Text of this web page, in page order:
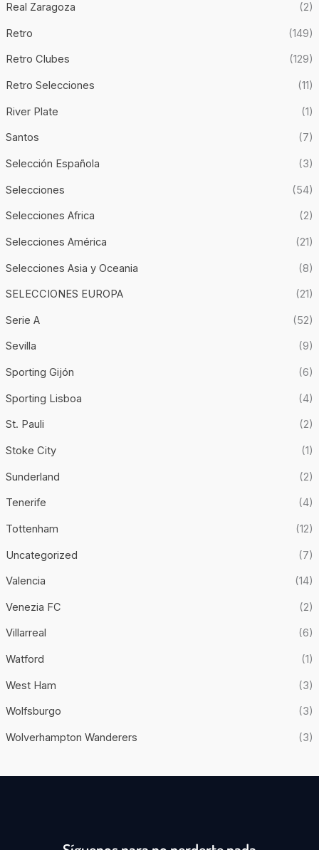
Real Zaragoza (2)
Retro (149)
Retro Clubes (129)
Retro Selecciones (11)
River Plate (1)
Santos (7)
Selección Española (3)
Selecciones (54)
Selecciones Africa (2)
Selecciones América (21)
Selecciones Asia y Oceania (8)
SELECCIONES EUROPA (21)
Serie A (52)
Sevilla (9)
Sporting Gijón (6)
Sporting Lisboa (4)
St. Pauli (2)
Stoke City (1)
Sunderland (2)
Tenerife (4)
Tottenham (12)
Uncategorized (7)
Valencia (14)
Venezia FC (2)
Villarreal (6)
Watford (1)
West Ham (3)
Wolfsburgo (3)
Wolverhampton Wanderers (3)